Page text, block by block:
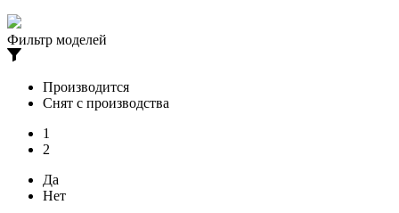
Фильтр моделей
Производится
Снят с производства
1
2
Да
Нет